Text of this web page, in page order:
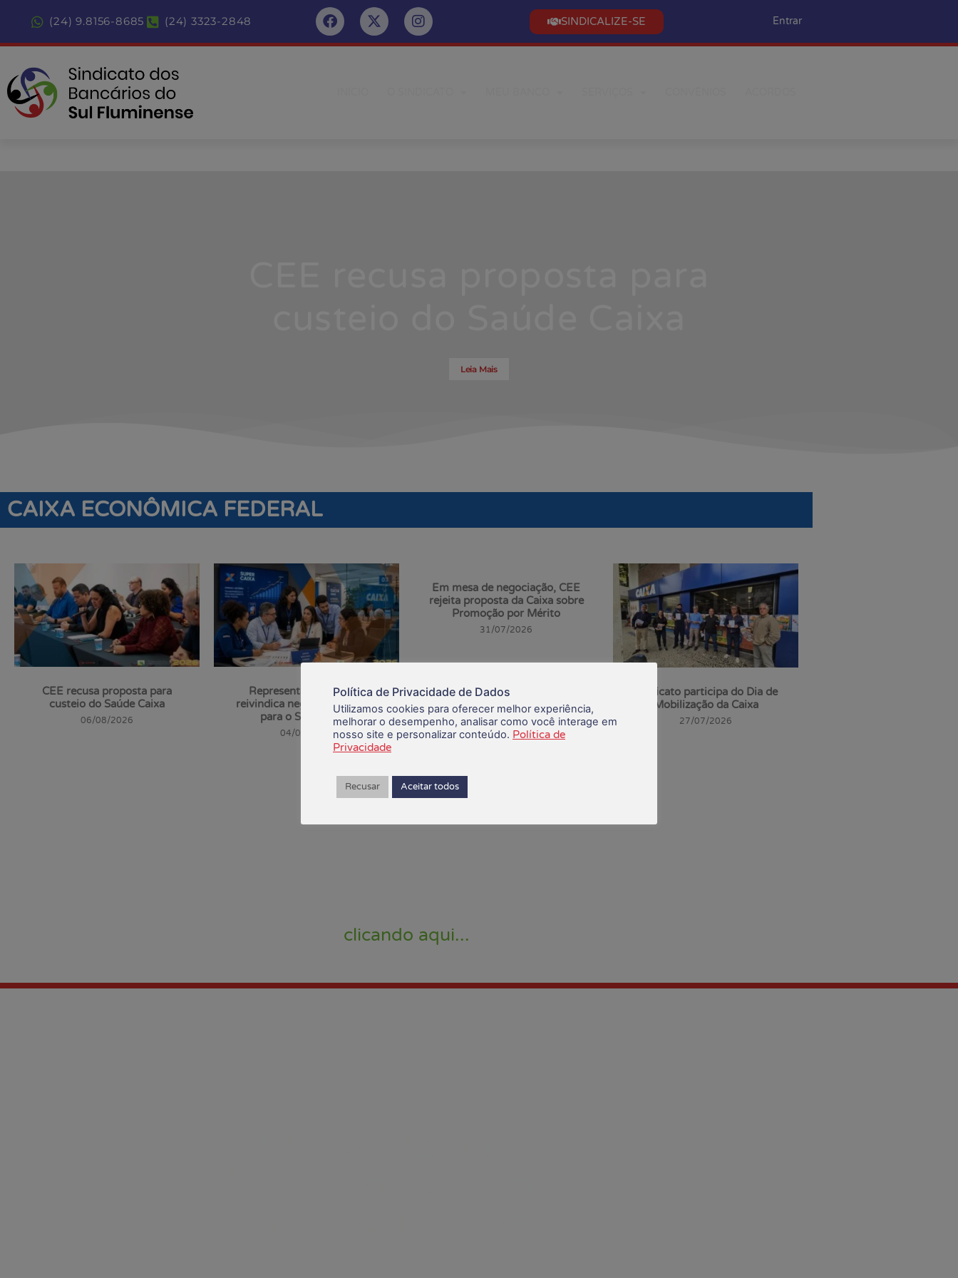
(24) 9.8156-8685 (24) 3323-2848 SINDICALIZE-SE Entrar
Leia Mais
CAIXA ECONÔMICA FEDERAL
CEE recusa proposta para
custeio do Saúde Caixa
06/08/2026
Representação sindical
reivindica negociação prévia
para o Super Caixa
04/08/2026
Em mesa de negociação, CEE
rejeita proposta da Caixa sobre
Promoção por Mérito
31/07/2026
Sindicato participa do Dia de
Mobilização da Caixa
27/07/2026
Veja mais
clicando aqui...
Política de Privacidade de Dados
Utilizamos cookies para oferecer melhor experiência,
melhorar o desempenho, analisar como você interage em
nosso site e personalizar conteúdo. Política de
Privacidade
Recusar Aceitar todos